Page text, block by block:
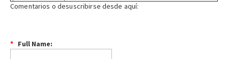
Comentarios o desuscribirse desde aquí:
* Full Name: